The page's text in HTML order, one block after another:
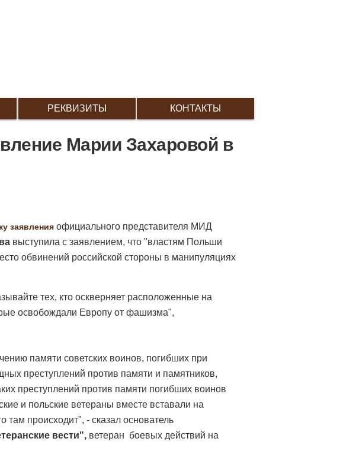
РЕКВИЗИТЫ КОНТАКТЫ
Марии Захаровой в
заявления официального представителя МИД
выступила с заявлением, что "властям Польши
обвинений российской стороны в манипуляциях
тех, кто оскверняет расположенные на
освобождали Европу от фашизма",
памяти советских воинов, погибших при
преступлений против памяти и памятников,
преступлений против памяти погибших воинов
и польские ветераны вместе вставали на
там происходит", - сказал основатель
вести", ветеран боевых действий на